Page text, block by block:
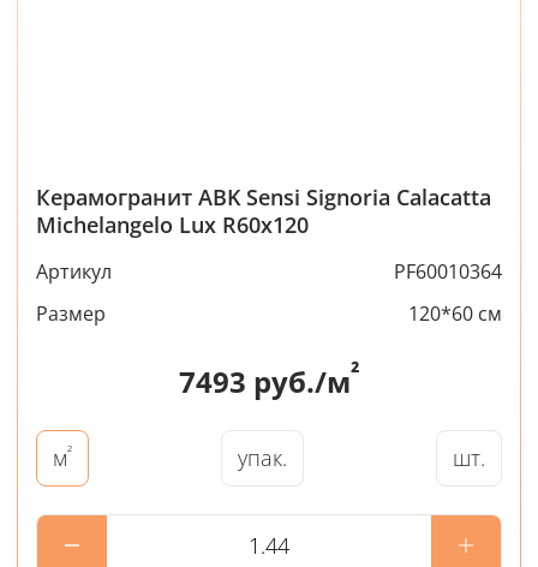
Керамогранит ABK Sensi Signoria Calacatta
Michelangelo Lux R60x120
Артикул
PF60010364
Размер
120*60 см
7493 руб./м²
м² упак. шт.